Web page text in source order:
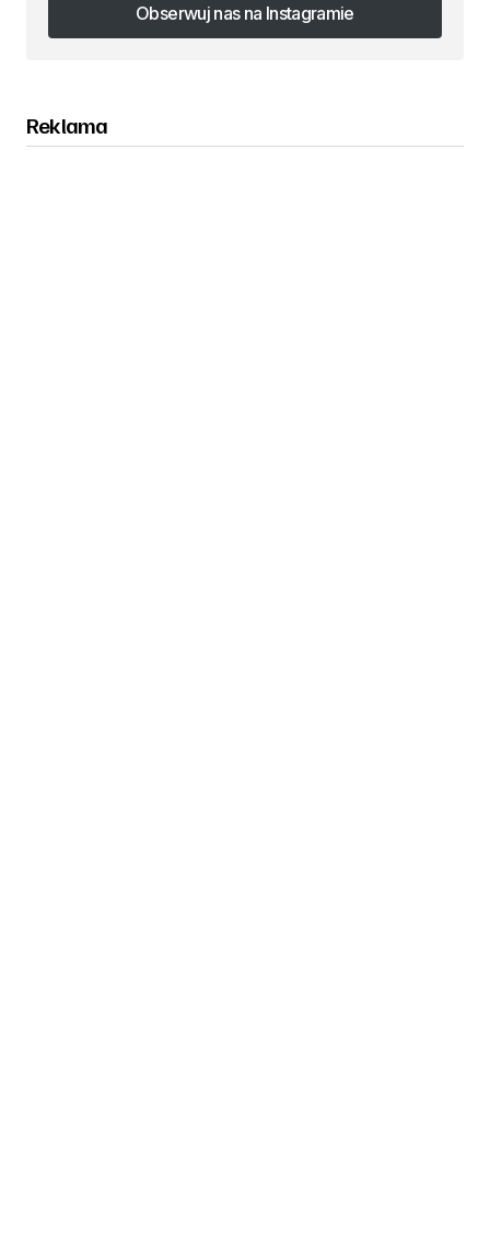
Obserwuj nas na Instagramie
Obserwuj nas na Instagramie
Reklama